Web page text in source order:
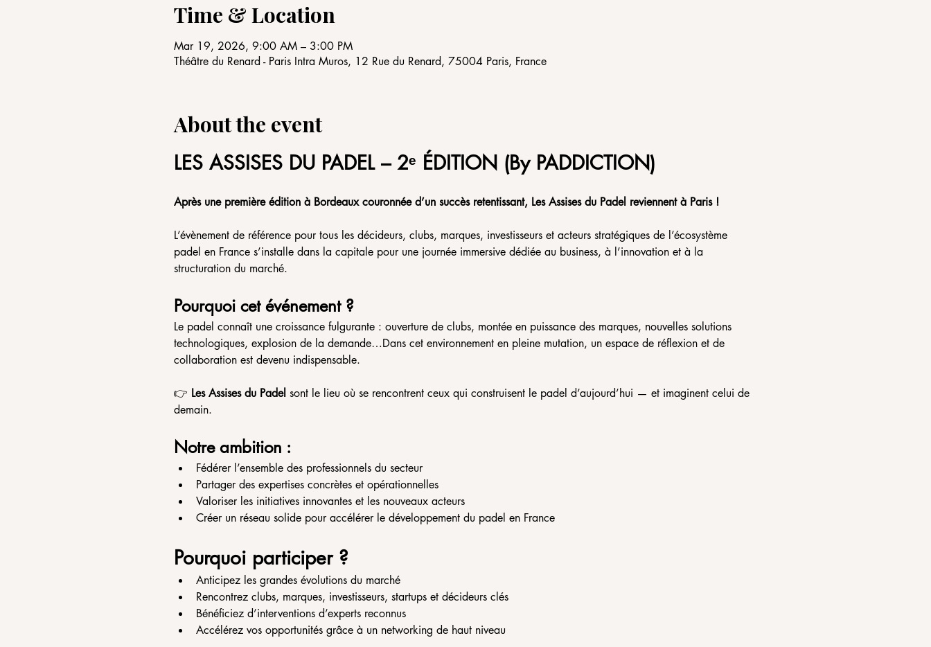
Time & Location
Mar 19, 2026, 9:00 AM – 3:00 PM
Théâtre du Renard - Paris Intra Muros, 12 Rue du Renard, 75004 Paris, France
About the event
LES ASSISES DU PADEL – 2ᵉ ÉDITION (By PADDICTION)
Après une première édition à Bordeaux couronnée d’un succès retentissant, Les Assises du Padel reviennent à Paris !
L’évènement de référence pour tous les décideurs, clubs, marques, investisseurs et acteurs stratégiques de l’écosystème
padel en France s’installe dans la capitale pour une journée immersive dédiée au business, à l’innovation et à la
structuration du marché.
Pourquoi cet événement ?
Le padel connaît une croissance fulgurante : ouverture de clubs, montée en puissance des marques, nouvelles solutions
technologiques, explosion de la demande…Dans cet environnement en pleine mutation, un espace de réflexion et de
collaboration est devenu indispensable.
👉 Les Assises du Padel sont le lieu où se rencontrent ceux qui construisent le padel d’aujourd’hui — et imaginent celui de
demain.
Notre ambition :
Fédérer l’ensemble des professionnels du secteur
Partager des expertises concrètes et opérationnelles
Valoriser les initiatives innovantes et les nouveaux acteurs
Créer un réseau solide pour accélérer le développement du padel en France
Pourquoi participer ?
Anticipez les grandes évolutions du marché
Rencontrez clubs, marques, investisseurs, startups et décideurs clés
Bénéficiez d’interventions d’experts reconnus
Accélérez vos opportunités grâce à un networking de haut niveau